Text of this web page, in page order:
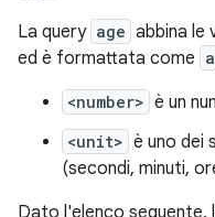
La query age abbina le
ed è formattata come
<number> è un
<unit> è uno dei
(secondi, minuti,